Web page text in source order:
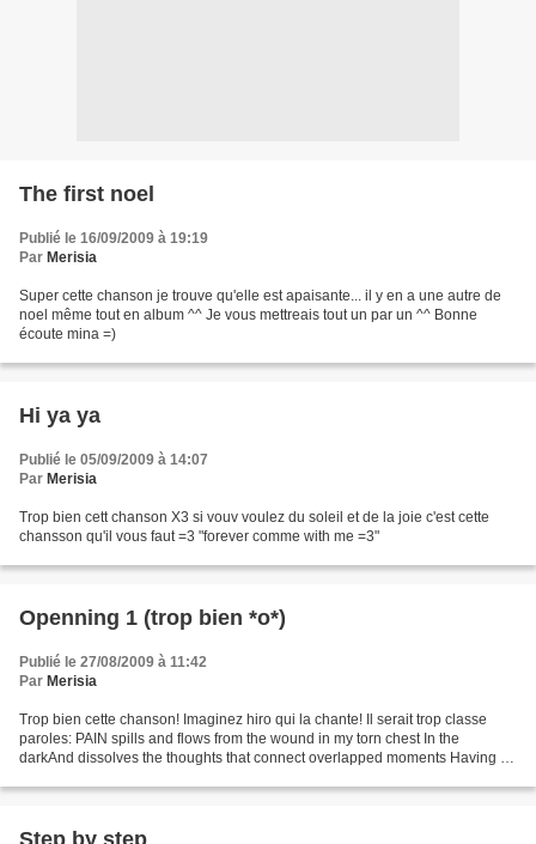
The first noel
Publié le 16/09/2009 à 19:19
Par Merisia
Super cette chanson je trouve qu'elle est apaisante... il y en a une autre de
noel même tout en album ^^ Je vous mettreais tout un par un ^^ Bonne
écoute mina =)
Hi ya ya
Publié le 05/09/2009 à 14:07
Par Merisia
Trop bien cett chanson X3 si vouv voulez du soleil et de la joie c'est cette
chansson qu'il vous faut =3 "forever comme with me =3"
Openning 1 (trop bien *o*)
Publié le 27/08/2009 à 11:42
Par Merisia
Trop bien cette chanson! Imaginez hiro qui la chante! Il serait trop classe
paroles: PAIN spills and flows from the wound in my torn chest In the
darkAnd dissolves the thoughts that connect overlapped moments Having a
Step by step